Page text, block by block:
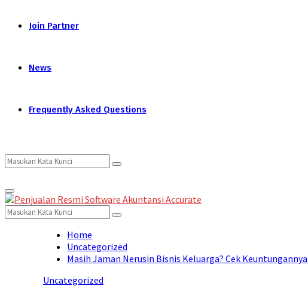
Join Partner
News
Frequently Asked Questions
Search
for:
Search
Primary
Menu
Search
for:
Search
Home
Uncategorized
Masih Jaman Nerusin Bisnis Keluarga? Cek
Uncategorized